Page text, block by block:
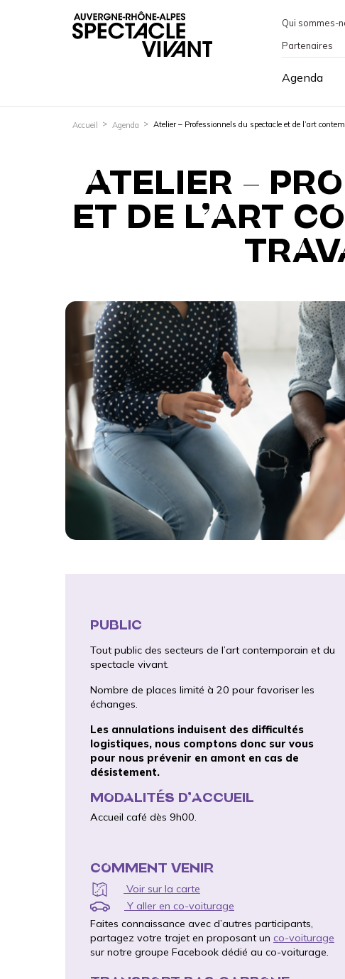
Qui sommes-
Partenaires
Agenda
Accueil Agenda Atelier – Professionnels du spectacle et de l’art
ATELIER –
ET DE L’ART
PUBLIC
Tout public des secteurs de l’art contemporain et du
spectacle vivant.
Nombre de places limité à 20 pour favoriser les
échanges.
Les annulations induisent des difficultés
logistiques, nous comptons donc sur vous
pour nous prévenir en amont en cas de
désistement.
MODALITÉS D’ACCUEIL
Accueil café dès 9h00.
COMMENT VENIR
Voir sur la carte
Y aller en co-voiturage
Faites connaissance avec d’autres participants,
partagez votre trajet en proposant un co-voiturage
sur notre groupe Facebook dédié au co-voiturage.